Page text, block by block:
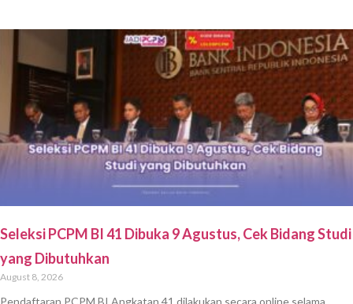
Seleksi PCPM BI 41 Dibuka 9 Agustus, Cek Bidang Studi
yang Dibutuhkan
August 8, 2026